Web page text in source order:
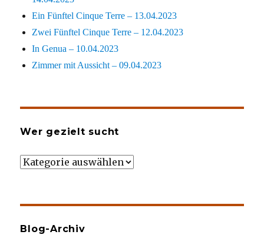
Ein Fünftel Cinque Terre – 13.04.2023
Zwei Fünftel Cinque Terre – 12.04.2023
In Genua – 10.04.2023
Zimmer mit Aussicht – 09.04.2023
Wer gezielt sucht
Wer
Blog-Archiv